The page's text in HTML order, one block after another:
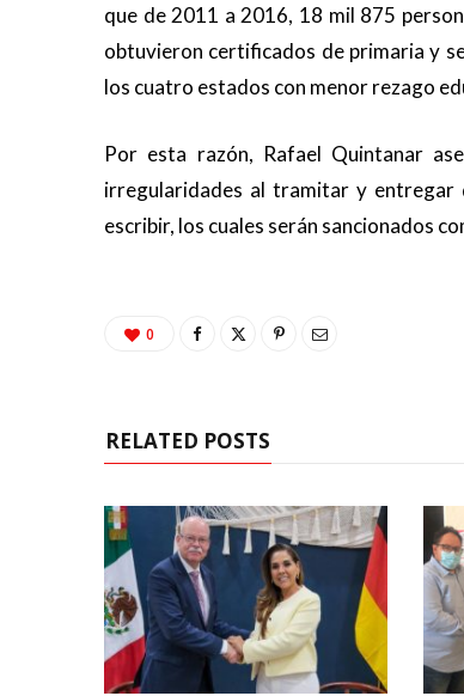
que de 2011 a 2016, 18 mil 875
obtuvieron certificados de primaria y
los cuatro estados con menor rezago
Por esta razón, Rafael Quintanar
irregularidades al tramitar y entregar
escribir, los cuales serán sancionados
0
RELATED POSTS